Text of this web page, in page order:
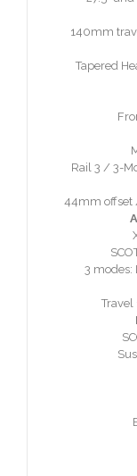
140mm
Tapered
Rail 3 / 3-
44mm offset
3 modes: